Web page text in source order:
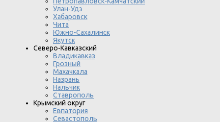
Улан-Удэ
Хабаровск
Чита
Южно-Сахалинск
Якутск
Северо-Кавказский
Владикавказ
Грозный
Махачкала
Назрань
Нальчик
Ставрополь
Крымский округ
Евпатория
Севастополь